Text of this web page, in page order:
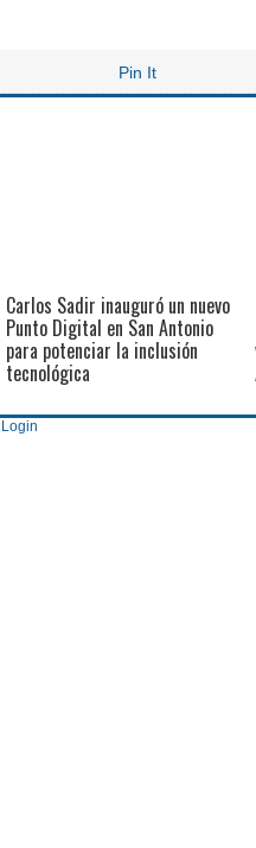
Pin It
Carlos Sadir inauguró un nuevo
Punto Digital en San Antonio
para potenciar la inclusión
tecnológica
Login